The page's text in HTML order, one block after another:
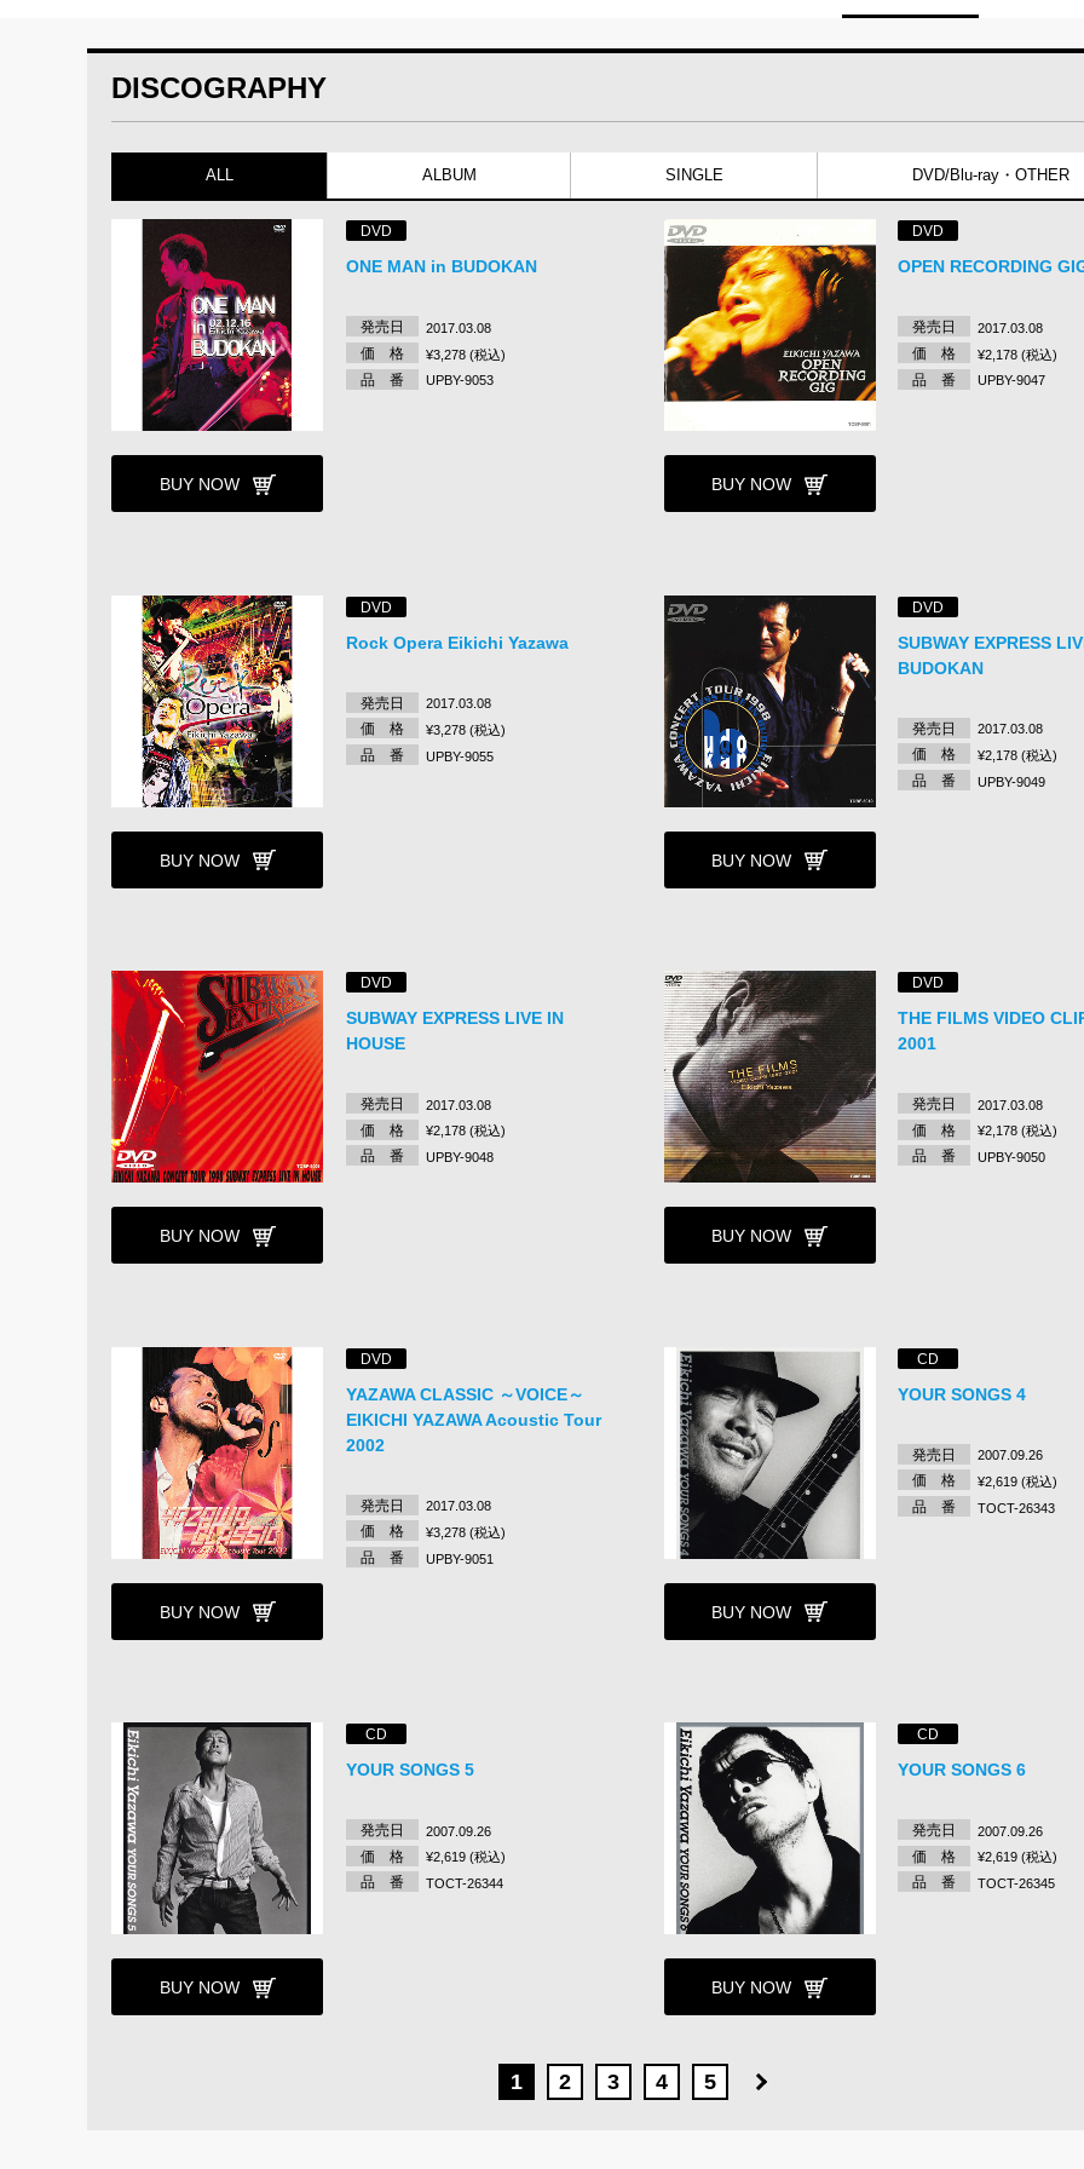
DISCOGRAPHY
ALL ALBUM SINGLE DVD/Blu-ray・OTHER
BUY NOW
DVD
ONE MAN in BUDOKAN
発売日 2017.03.08
価 格 ¥3,278 (税込)
品 番 UPBY-9053
BUY NOW
DVD
OPEN RECORDING
発売日 2017.03.08
価 格 ¥2,178 (税込)
品 番 UPBY-9047
BUY NOW
DVD
Rock Opera Eikichi Yazawa
発売日 2017.03.08
価 格 ¥3,278 (税込)
品 番 UPBY-9055
BUY NOW
DVD
SUBWAY EXPRESS
BUDOKAN
発売日 2017.03.08
価 格 ¥2,178 (税込)
品 番 UPBY-9049
BUY NOW
DVD
SUBWAY EXPRESS LIVE IN
HOUSE
発売日 2017.03.08
価 格 ¥2,178 (税込)
品 番 UPBY-9048
BUY NOW
DVD
THE FILMS VIDEO
2001
発売日 2017.03.08
価 格 ¥2,178 (税込)
品 番 UPBY-9050
BUY NOW
DVD
YAZAWA CLASSIC ～VOICE～
EIKICHI YAZAWA Acoustic Tour
2002
発売日 2017.03.08
価 格 ¥3,278 (税込)
品 番 UPBY-9051
BUY NOW
CD
YOUR SONGS 4
発売日 2007.09.26
価 格 ¥2,619 (税込)
品 番 TOCT-26343
BUY NOW
CD
YOUR SONGS 5
発売日 2007.09.26
価 格 ¥2,619 (税込)
品 番 TOCT-26344
BUY NOW
CD
YOUR SONGS 6
発売日 2007.09.26
価 格 ¥2,619 (税込)
品 番 TOCT-26345
1 2 3 4 5